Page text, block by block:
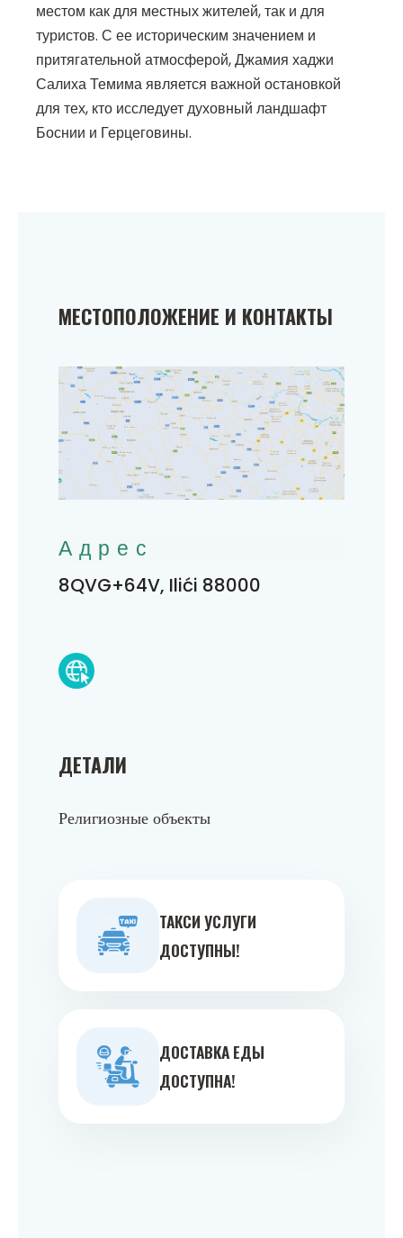
местом как для местных жителей, так и для
туристов. С ее историческим значением и
притягательной атмосферой, Джамия хаджи
Салиха Темима является важной остановкой
для тех, кто исследует духовный ландшафт
Боснии и Герцеговины.
ДЕТАЛИ
Религиозные объекты
ТАКСИ УСЛУГИ
ДОСТУПНЫ!
ДОСТАВКА ЕДЫ
ДОСТУПНА!
МЕСТОПОЛОЖЕНИЕ И КОНТАКТЫ
Адрес
8QVG+64V, Ilići 88000